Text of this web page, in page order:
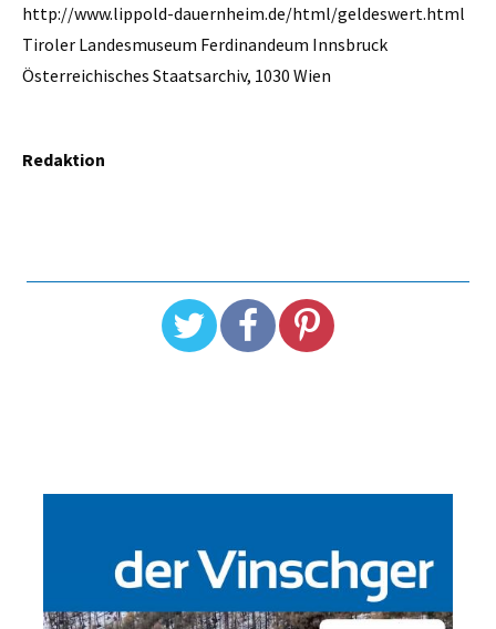
http://www.lippold-dauernheim.de/html/geldeswert.html
Tiroler Landesmuseum Ferdinandeum Innsbruck
Österreichisches Staatsarchiv, 1030 Wien
Redaktion